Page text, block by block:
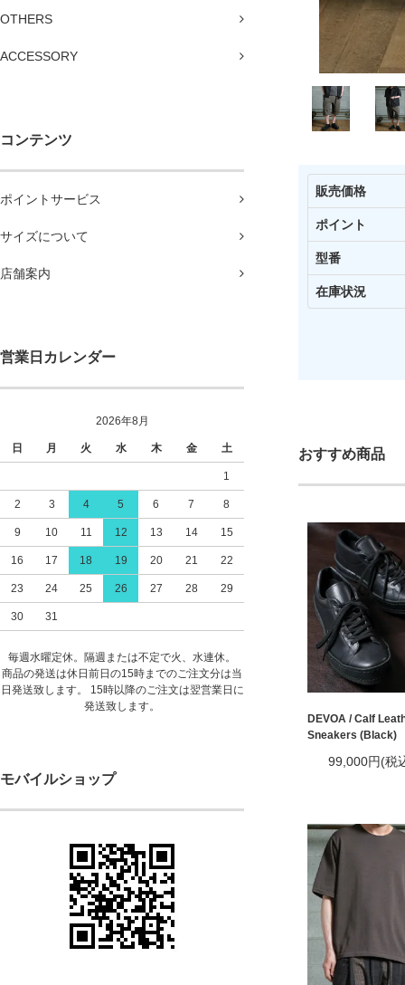
OTHERS
ACCESSORY
コンテンツ
ポイントサービス
サイズについて
店舗案内
営業日カレンダー
2026年8月
日 月 火 水 木 金 土
1
2 3 4 5 6 7 8
9 10 11 12 13 14 15
16 17 18 19 20 21 22
23 24 25 26 27 28 29
30 31
毎週水曜定休。隔週または不定で火、水連休。
商品の発送は休日前日の15時までのご注文分は当
日発送致します。 15時以降のご注文は翌営業日に
発送致します。
モバイルショップ
販売価格
ポイント
型番
在庫状況
おすすめ商品
DEVOA / Calf
Sneakers (Black)
99,000円(税